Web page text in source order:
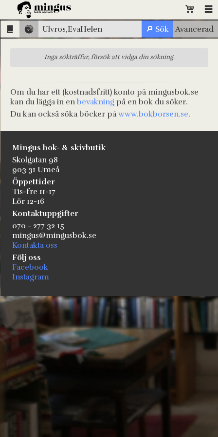
Inga sökträffar, försök att vidga din sökning.
Om du har ett (kostnadsfritt) konto på mingusbok.se
kan du lägga in enbevakning på en bok du söker.
Du kan också söka böcker påwww.bokborsen.se.
Mingus bok- & skivbutik
Skolgatan 98
903 31 Umeå
Öppettider
Tis-fre 11-17
Lör 12-16
Kontaktuppgifter
070 - 277 32 15
mingus@mingusbok.se
Kontakta oss
Följ oss
Facebook
Instagram